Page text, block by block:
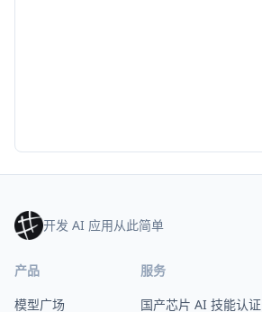
开发 AI 应用从此简单
产品
模型广场
服务
国产芯片 AI 技能认证